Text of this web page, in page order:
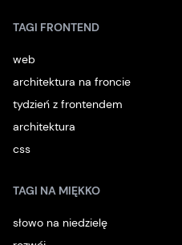
TAGI FRONTEND
web
architektura na froncie
tydzień z frontendem
architektura
css
TAGI NA MIĘKKO
słowo na niedzielę